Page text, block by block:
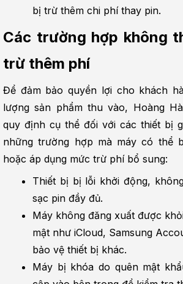
bị trừ thêm chi phí thay pin.
Các trường hợp không
trừ thêm phí
Để đảm bảo quyền lợi cho khách
lượng sản phẩm thu vào, Hoàng
quy định cụ thể đối với các thiết bị
những trường hợp mà máy có thể
hoặc áp dụng mức trừ phí bổ sung:
Thiết bị bị lỗi khởi động,
sạc pin đầy đủ.
Máy không đăng xuất được
mật như iCloud, Samsung
bảo vệ thiết bị khác.
Máy bị khóa do quên mật